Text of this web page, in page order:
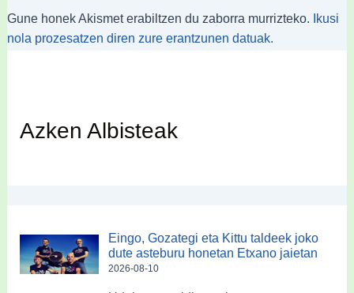
Gune honek Akismet erabiltzen du zaborra murrizteko.
Ikusi
nola prozesatzen diren zure erantzunen datuak.
Azken Albisteak
Eingo, Gozategi eta Kittu taldeek joko
dute asteburu honetan Etxano jaietan
2026-08-10